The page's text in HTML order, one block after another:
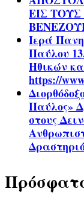
ΕΙΣ
Ιερά
Παύλου
Ηθικών
https://
Παύλος»
στους